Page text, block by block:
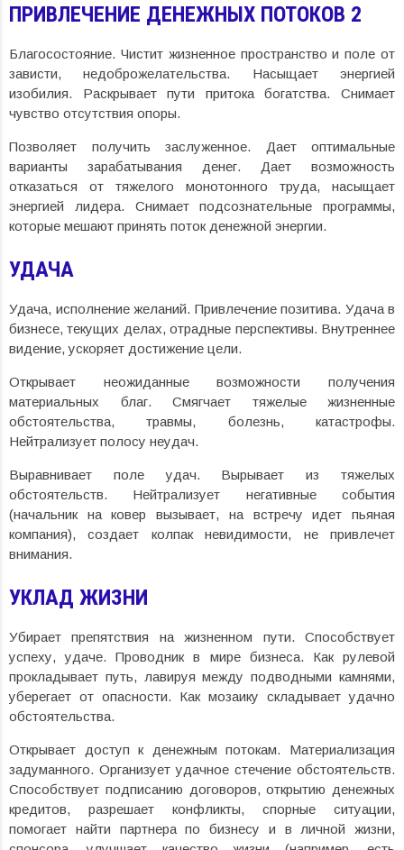
ПРИВЛЕЧЕНИЕ ДЕНЕЖНЫХ ПОТОКОВ 2
Благосостояние. Чистит жизненное пространство и поле от
зависти, недоброжелательства. Насыщает энергией
изобилия. Раскрывает пути притока богатства. Снимает
чувство отсутствия опоры.
Позволяет получить заслуженное. Дает оптимальные
варианты зарабатывания денег. Дает возможность
отказаться от тяжелого монотонного труда, насыщает
энергией лидера. Снимает подсознательные программы,
которые мешают принять поток денежной энергии.
УДАЧА
Удача, исполнение желаний. Привлечение позитива. Удача в
бизнесе, текущих делах, отрадные перспективы. Внутреннее
видение, ускоряет достижение цели.
Открывает неожиданные возможности получения
материальных благ. Смягчает тяжелые жизненные
обстоятельства, травмы, болезнь, катастрофы.
Нейтрализует полосу неудач.
Выравнивает поле удач. Вырывает из тяжелых
обстоятельств. Нейтрализует негативные события
(начальник на ковер вызывает, на встречу идет пьяная
компания), создает колпак невидимости, не привлечет
внимания.
УКЛАД ЖИЗНИ
Убирает препятствия на жизненном пути. Способствует
успеху, удаче. Проводник в мире бизнеса. Как рулевой
прокладывает путь, лавируя между подводными камнями,
уберегает от опасности. Как мозаику складывает удачно
обстоятельства.
Открывает доступ к денежным потокам. Материализация
задуманного. Организует удачное стечение обстоятельств.
Способствует подписанию договоров, открытию денежных
кредитов, разрешает конфликты, спорные ситуации,
помогает найти партнера по бизнесу и в личной жизни,